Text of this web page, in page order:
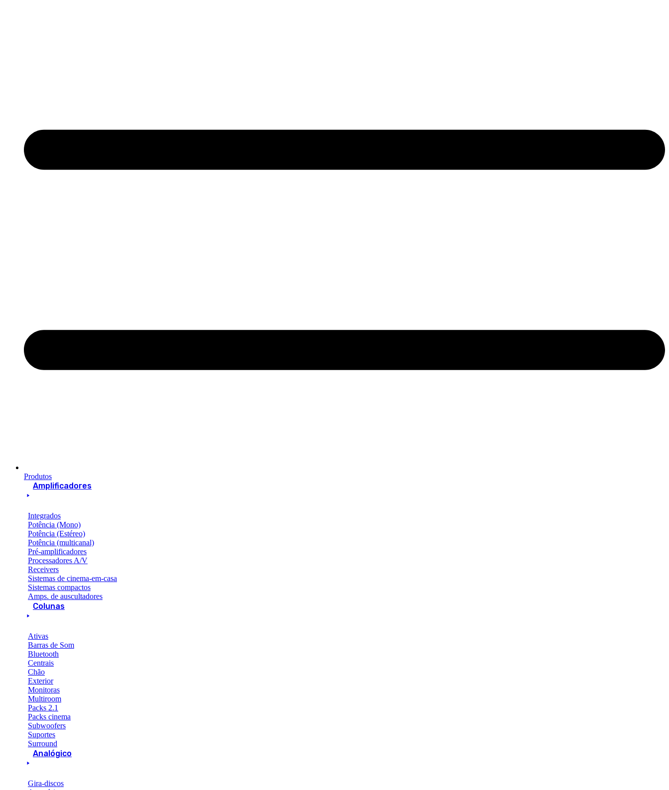
Produtos
Amplificadores
Integrados
Potência (Mono)
Potência (Estéreo)
Potência (multicanal)
Pré-amplificadores
Processadores A/V
Receivers
Sistemas de cinema-em-casa
Sistemas compactos
Amps. de auscultadores
Colunas
Ativas
Barras de Som
Bluetooth
Centrais
Chão
Exterior
Monitoras
Multiroom
Packs 2.1
Packs cinema
Subwoofers
Suportes
Surround
Analógico
Gira-discos